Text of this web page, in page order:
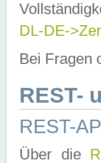
DL-DE-
Bei Fragen
REST-
REST-
Über die